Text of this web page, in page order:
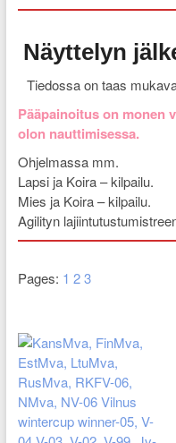
Näyttelyn
Tiedossa on taas
Pääpainoitus on monen
olon nauttimisessa.
Ohjelmassa mm.
Lapsi ja Koira – kilpailu.
Mies ja Koira – kilpailu.
Agilityn
Pages: 1 2 3